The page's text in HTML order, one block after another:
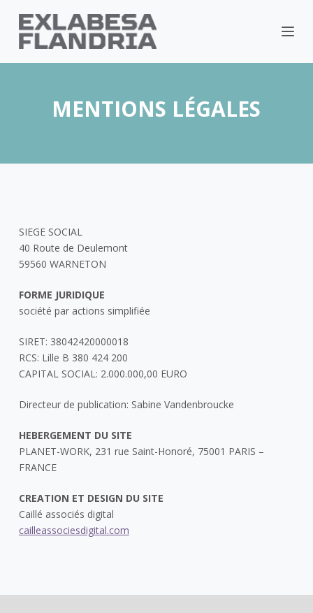
MENTIONS LÉGALES
SIEGE SOCIAL
40 Route de Deulemont
59560 WARNETON
FORME JURIDIQUE
société par actions simplifiée
SIRET: 38042420000018
RCS: Lille B 380 424 200
CAPITAL SOCIAL: 2.000.000,00 EURO
Directeur de publication: Sabine Vandenbroucke
HEBERGEMENT DU SITE
PLANET-WORK, 231 rue Saint-Honoré, 75001 PARIS –
FRANCE
CREATION ET DESIGN DU SITE
Caillé associés digital
cailleassociesdigital.com